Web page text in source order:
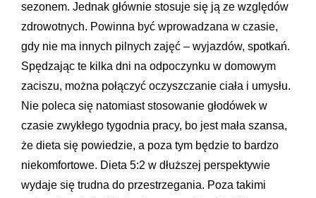
sezonem. Jednak głównie stosuje się ją ze względów
zdrowotnych. Powinna być wprowadzana w czasie,
gdy nie ma innych pilnych zajęć – wyjazdów, spotkań.
Spędzając te kilka dni na odpoczynku w domowym
zaciszu, można połączyć oczyszczanie ciała i umysłu.
Nie poleca się natomiast stosowanie głodówek w
czasie zwykłego tygodnia pracy, bo jest mała szansa,
że dieta się powiedzie, a poza tym będzie to bardzo
niekomfortowe. Dieta 5:2 w dłuższej perspektywie
wydaje się trudna do przestrzegania. Poza takimi